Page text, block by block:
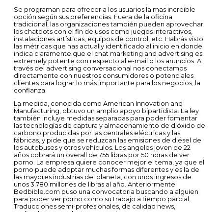
Se programan para ofrecer a los usuarios la mas increible
opción según sus preferencias. Fuera de la oficina
tradicional, las organizaciones también pueden aprovechar
los chatbots con el fin de usos como juegos interactivos,
instalaciones artísticas, equipos de control, etc. Habrás visto
las métricas que has actually identificado al inicio en donde
indica claramente que el chat marketing and advertising es
extremely potente con respecto al e-mail o los anuncios. A
través del advertising conversacional nos conectamos
directamente con nuestros consumidores o potenciales
clientes para lograr lo más importante para los negocios; la
confianza.
La medida, conocida como American Innovation and
Manufacturing, obtuvo un amplio apoyo bipartidista. La ley
también incluye medidas separadas para poder fomentar
las tecnologías de captura y almacenamiento de dióxido de
carbono producidas por las centrales eléctricas y las
fábricas, y pide que se reduzcan las emisiones de diésel de
los autobuses y otros vehículos. Los angeles joven de 22
años cobrará un overall de 755 libras por 50 horas de ver
porno. La empresa quiere conocer mejor el tema, ya que el
porno puede adoptar muchas formas diferentes y es la de
las mayores industrias del planeta, con unos ingresos de
unos 3.780 millones de libras al año. Anteriormente
Bedbible.com puso una convocatoria buscando a alguien
para poder ver porno como su trabajo a tiempo parcial.
Traducciones semi-profesionales, de calidad news,